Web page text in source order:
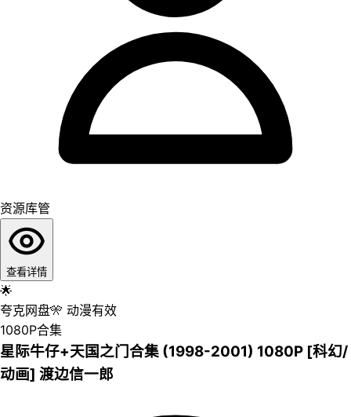
资源库管
查看详情
🌟
夸克网盘🎌 动漫有效
1080P合集
星际牛仔+天国之门合集 (1998-2001) 1080P [科幻/
动画] 渡边信一郎